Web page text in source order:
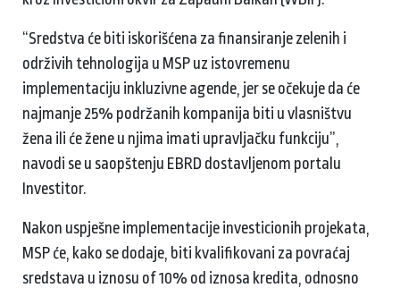
“Sredstva će biti iskorišćena za finansiranje zelenih i
održivih tehnologija u MSP uz istovremenu
implementaciju inkluzivne agende, jer se očekuje da će
najmanje 25% podržanih kompanija biti u vlasništvu
žena ili će žene u njima imati upravljačku funkciju”,
navodi se u saopštenju EBRD dostavljenom portalu
Investitor.
Nakon uspješne implementacije investicionih projekata,
MSP će, kako se dodaje, biti kvalifikovani za povraćaj
sredstava u iznosu of 10% od iznosa kredita, odnosno